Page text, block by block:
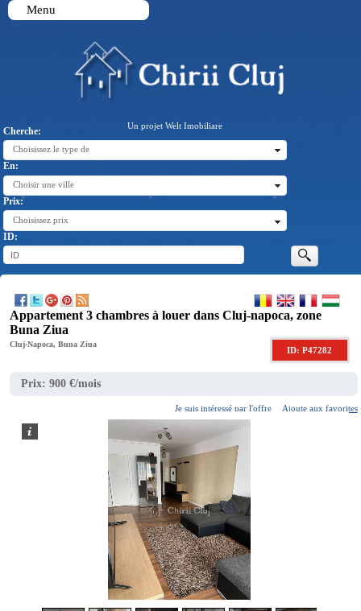
Un projet Welt Imobiliare
Cherche:
Choisissez le type de
En:
Choisir une ville
Prix:
Choisissez prix
ID:
Menu
Appartement 3 chambres à louer dans Cluj-napoca, zone
Buna Ziua
Cluj-Napoca, Buna Ziua
ID: P47282
Prix:900 €/mois
Je suis intéressé par l'offre Ajoute aux favorites